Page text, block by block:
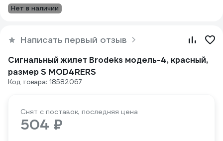
Нет в наличии
Написать первый отзыв
Сигнальный жилет Brodeks модель-4, красный,
размер S MOD4RERS
Код товара: 18582067
Снят с поставок, последняя цена
504 ₽